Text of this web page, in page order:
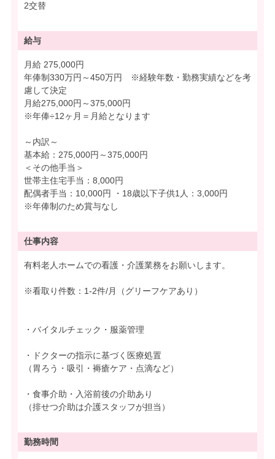
2交替
給与
月給 275,000円
年俸制330万円～450万円 ※経験年数・勤務実績などを考
慮して決定
月給275,000円～375,000円
※年俸÷12ヶ月＝月給となります
～内訳～
基本給：275,000円～375,000円
＜その他手当＞
世帯主住宅手当：8,000円
配偶者手当：10,000円 ・18歳以下子供1人：3,000円
※年俸制のため賞与なし
仕事内容
有料老人ホームでの看護・介護業務をお願いします。
※看取り件数：1-2件/月（グリーフケアあり）
・バイタルチェック・服薬管理
・ドクターの指示に基づく医療処置
（胃ろう・吸引・褥瘡ケア・点滴など）
・食事介助・入浴前後の介助あり
（排せつ介助は介護スタッフが担当）
勤務時間